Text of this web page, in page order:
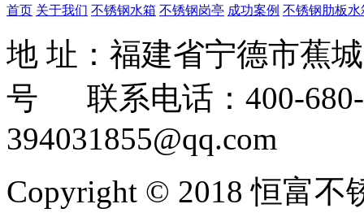
首页 关于我们 不锈钢水箱 不锈钢岗亭 成功案例 不锈钢肋板水
地 址：福建省宁德市蕉
号 联系电话：400-
394031855@qq.com
Copyright © 2018 恒富不